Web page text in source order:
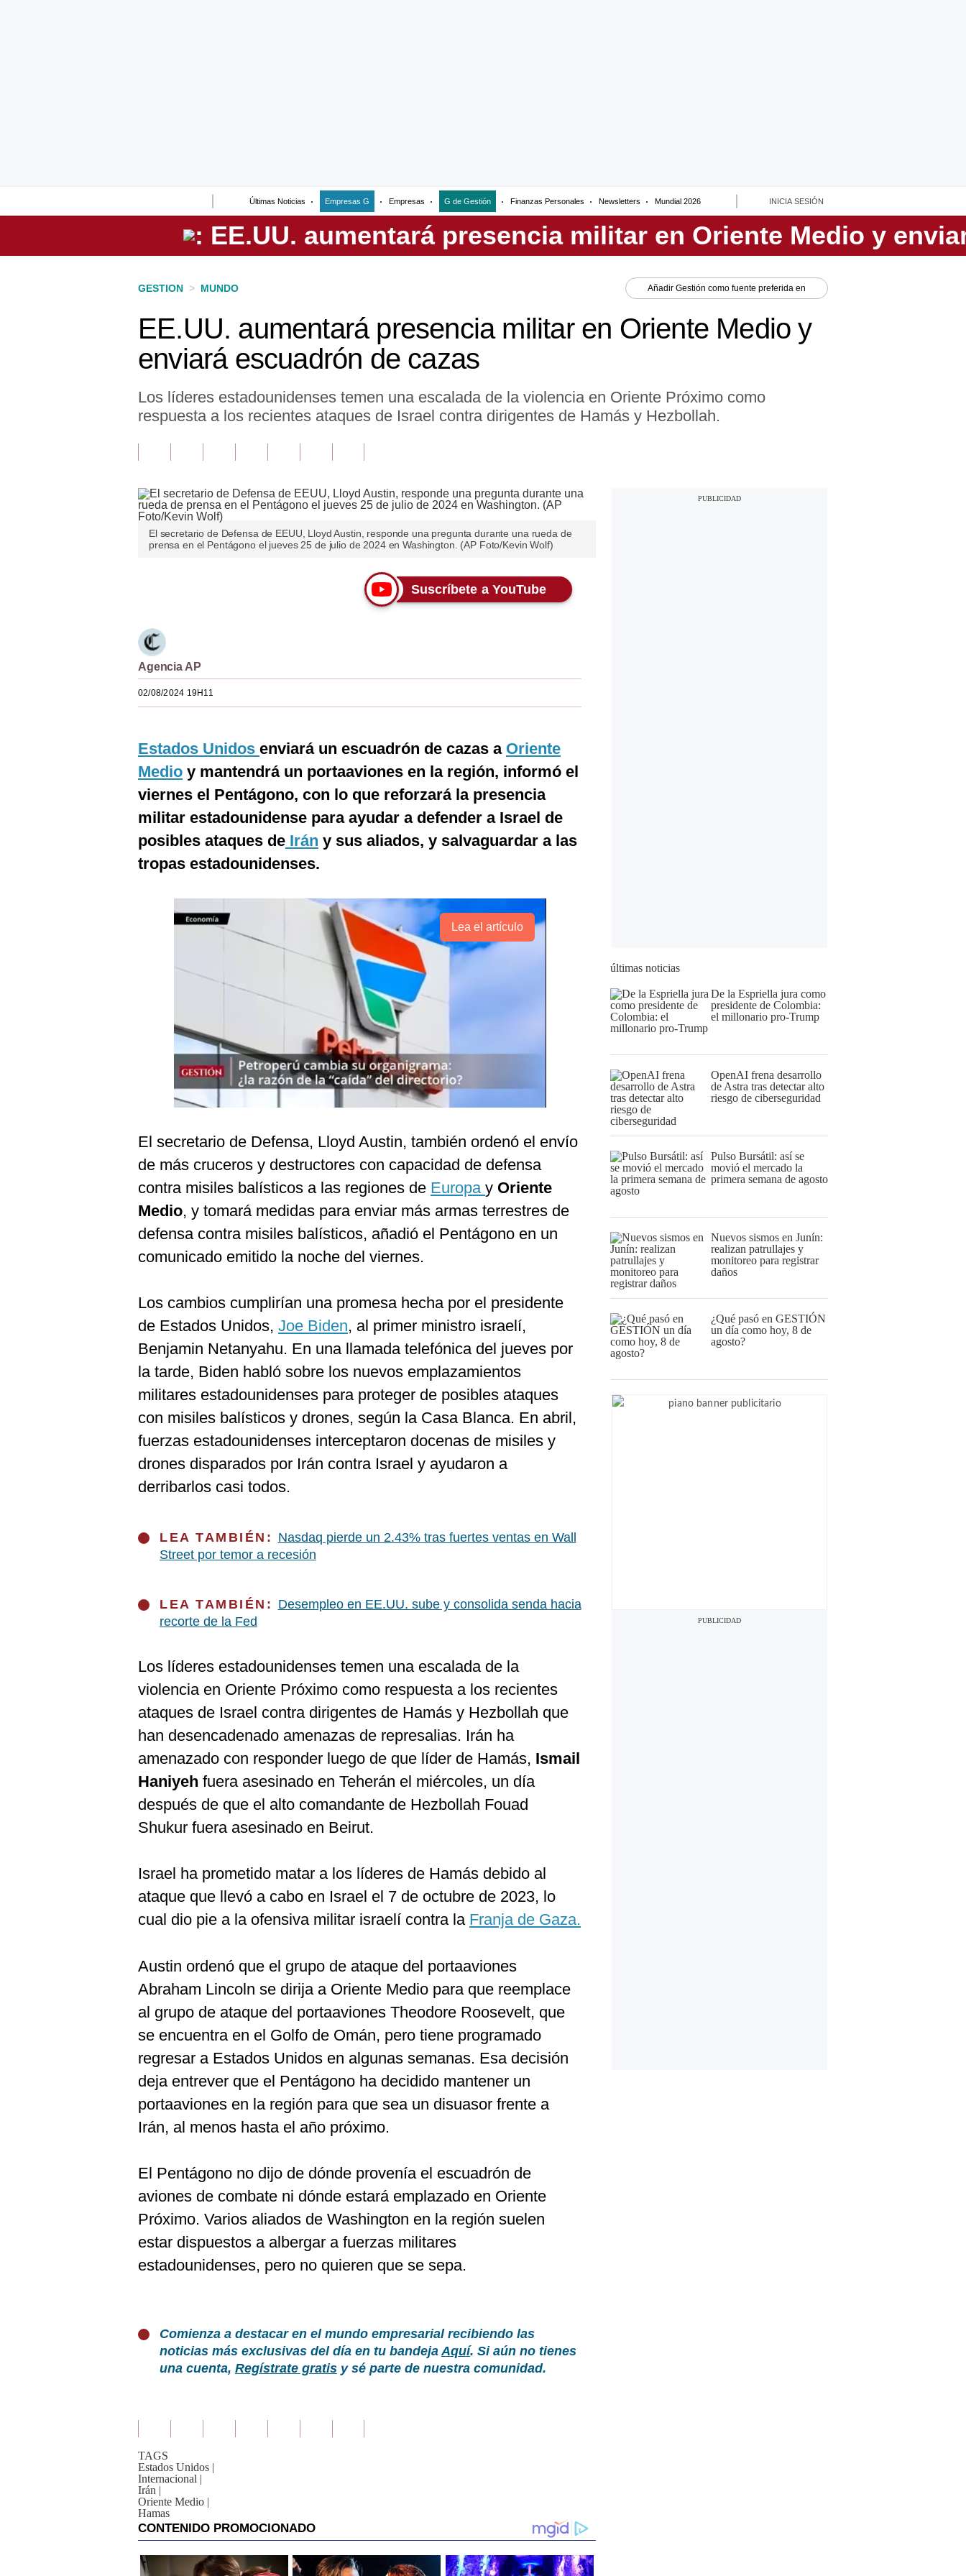
Últimas Noticias Empresas G Empresas G de Gestión Finanzas Personales Newsletters Mundial 2026 INICIA SESIÓN
Perú
GESTION > MUNDO Añadir Gestión como fuente preferida en
EE.UU. aumentará presencia militar en Oriente Medio y
enviará escuadrón de cazas
Los líderes estadounidenses temen una escalada de la violencia en Oriente Próximo como
respuesta a los recientes ataques de Israel contra dirigentes de Hamás y Hezbollah.
El secretario de Defensa de EEUU, Lloyd Austin, responde una pregunta durante una rueda de
prensa en el Pentágono el jueves 25 de julio de 2024 en Washington. (AP Foto/Kevin Wolf)
Suscríbete a YouTube
Agencia AP
02/08/2024 19H11
Estados Unidos enviará un escuadrón de cazas a Oriente
Medio y mantendrá un portaaviones en la región, informó el
viernes el Pentágono, con lo que reforzará la presencia
militar estadounidense para ayudar a defender a Israel de
posibles ataques de Irán y sus aliados, y salvaguardar a las
tropas estadounidenses.
Lea el artículo
El secretario de Defensa, Lloyd Austin, también ordenó el envío
de más cruceros y destructores con capacidad de defensa
contra misiles balísticos a las regiones de Europa y Oriente
Medio, y tomará medidas para enviar más armas terrestres de
defensa contra misiles balísticos, añadió el Pentágono en un
comunicado emitido la noche del viernes.
Los cambios cumplirían una promesa hecha por el presidente
de Estados Unidos, Joe Biden, al primer ministro israelí,
Benjamin Netanyahu. En una llamada telefónica del jueves por
la tarde, Biden habló sobre los nuevos emplazamientos
militares estadounidenses para proteger de posibles ataques
con misiles balísticos y drones, según la Casa Blanca. En abril,
fuerzas estadounidenses interceptaron docenas de misiles y
drones disparados por Irán contra Israel y ayudaron a
derribarlos casi todos.
LEA TAMBIÉN: Nasdaq pierde un 2.43% tras fuertes ventas en Wall
Street por temor a recesión
LEA TAMBIÉN: Desempleo en EE.UU. sube y consolida senda hacia
recorte de la Fed
Los líderes estadounidenses temen una escalada de la
violencia en Oriente Próximo como respuesta a los recientes
ataques de Israel contra dirigentes de Hamás y Hezbollah que
han desencadenado amenazas de represalias. Irán ha
amenazado con responder luego de que líder de Hamás, Ismail
Haniyeh fuera asesinado en Teherán el miércoles, un día
después de que el alto comandante de Hezbollah Fouad
Shukur fuera asesinado en Beirut.
Israel ha prometido matar a los líderes de Hamás debido al
ataque que llevó a cabo en Israel el 7 de octubre de 2023, lo
cual dio pie a la ofensiva militar israelí contra la Franja de Gaza.
Austin ordenó que el grupo de ataque del portaaviones
Abraham Lincoln se dirija a Oriente Medio para que reemplace
al grupo de ataque del portaaviones Theodore Roosevelt, que
se encuentra en el Golfo de Omán, pero tiene programado
regresar a Estados Unidos en algunas semanas. Esa decisión
deja entrever que el Pentágono ha decidido mantener un
portaaviones en la región para que sea un disuasor frente a
Irán, al menos hasta el año próximo.
El Pentágono no dijo de dónde provenía el escuadrón de
aviones de combate ni dónde estará emplazado en Oriente
Próximo. Varios aliados de Washington en la región suelen
estar dispuestos a albergar a fuerzas militares
estadounidenses, pero no quieren que se sepa.
Comienza a destacar en el mundo empresarial recibiendo las
noticias más exclusivas del día en tu bandejaAquí. Si aún no tienes
una cuenta, Regístrate gratis y sé parte de nuestra comunidad.
TAGS
Estados Unidos |
Internacional |
Irán |
Oriente Medio |
Hamas
últimas noticias
De la Espriella jura como
presidente de Colombia:
el millonario pro-Trump
OpenAI frena desarrollo
de Astra tras detectar alto
riesgo de ciberseguridad
Pulso Bursátil: así se
movió el mercado la
primera semana de agosto
Nuevos sismos en Junín:
realizan patrullajes y
monitoreo para registrar
daños
¿Qué pasó en GESTIÓN
un día como hoy, 8 de
agosto?